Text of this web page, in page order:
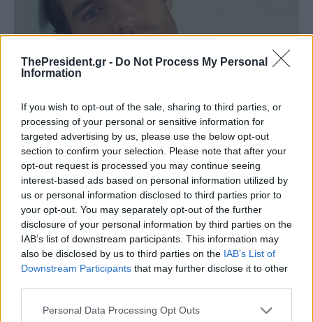
ThePresident.gr - Do Not Process My Personal
Information
If you wish to opt-out of the sale, sharing to third parties, or
processing of your personal or sensitive information for
targeted advertising by us, please use the below opt-out
section to confirm your selection. Please note that after your
opt-out request is processed you may continue seeing
interest-based ads based on personal information utilized by
us or personal information disclosed to third parties prior to
your opt-out. You may separately opt-out of the further
disclosure of your personal information by third parties on the
IAB’s list of downstream participants. This information may
also be disclosed by us to third parties on the IAB’s List of
Downstream Participants that may further disclose it to other
Personal Data Processing Opt Outs